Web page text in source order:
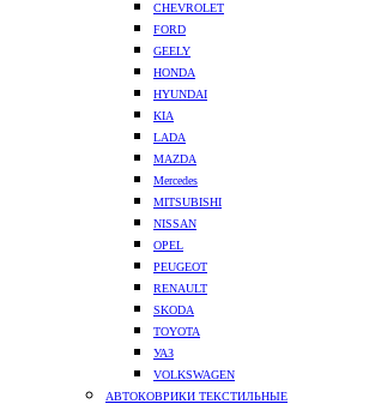
CHEVROLET
FORD
GEELY
HONDA
HYUNDAI
KIA
LADA
MAZDA
Mercedes
MITSUBISHI
NISSAN
OPEL
PEUGEOT
RENAULT
SKODA
TOYOTA
УАЗ
VOLKSWAGEN
АВТОКОВРИКИ ТЕКСТИЛЬНЫЕ